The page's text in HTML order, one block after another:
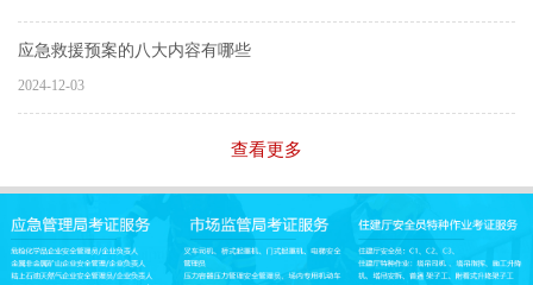
应急救援预案的八大内容有哪些
2024-12-03
查看更多